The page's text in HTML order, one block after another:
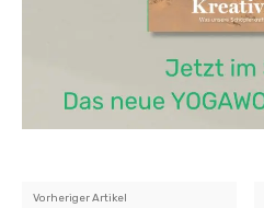
Vorheriger Artikel